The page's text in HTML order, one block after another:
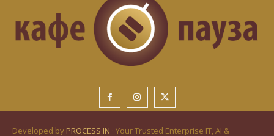
Developed by PROCESS IN · Your Trusted Enterprise IT, AI &